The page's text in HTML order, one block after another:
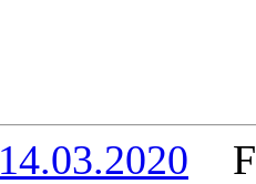
14.03.2020